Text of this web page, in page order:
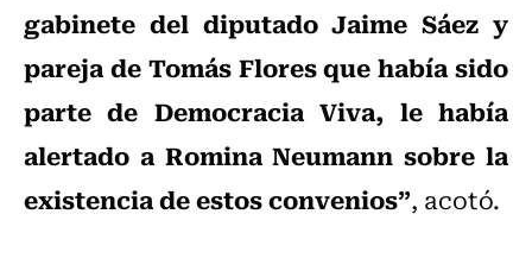
gabinete del diputado Jaime Sáez y
pareja de Tomás Flores que había sido
parte de Democracia Viva, le había
alertado a Romina Neumann sobre la
existencia de estos convenios”, acotó.